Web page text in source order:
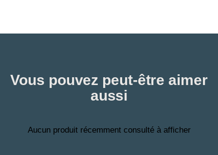
Vous pouvez peut-être aimer
aussi
Aucun produit récemment consulté à afficher